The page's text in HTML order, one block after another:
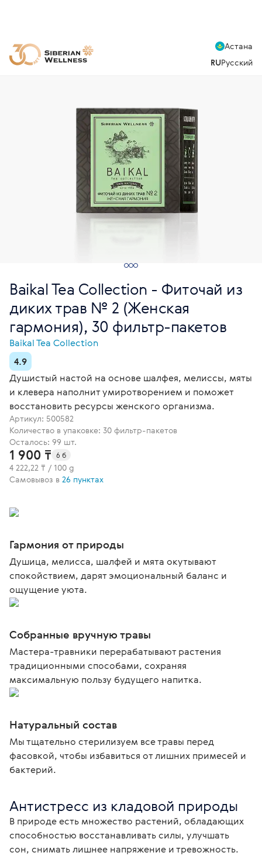
Астана
RUРусский
Baikal Tea Collection - Фиточай из
диких трав № 2 (Женская
гармония), 30 фильтр-пакетов
Baikal Tea Collection
4.9
Душистый настой на основе шалфея, мелиссы, мяты
и клевера наполнит умиротворением и поможет
восстановить ресурсы женского организма.
Артикул: 500582
Количество в упаковке: 30 фильтр-пакетов
Осталось: 99 шт.
1 900 ₸ 6 б
4 222,22 ₸ / 100 g
Самовывоз в 26 пунктах
Гармония от природы
Душица, мелисса, шалфей и мята окутывают
спокойствием, дарят эмоциональный баланс и
ощущение уюта.
Собранные вручную травы
Мастера-травники перерабатывают растения
традиционными способами, сохраняя
максимальную пользу будущего напитка.
Натуральный состав
Мы тщательно стерилизуем все травы перед
фасовкой, чтобы избавиться от лишних примесей и
бактерий.
Антистресс из кладовой природы
В природе есть множество растений, обладающих
способностью восстанавливать силы, улучшать
сон, снимать лишнее напряжение и тревожность.